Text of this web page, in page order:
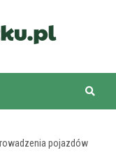
pojazdów